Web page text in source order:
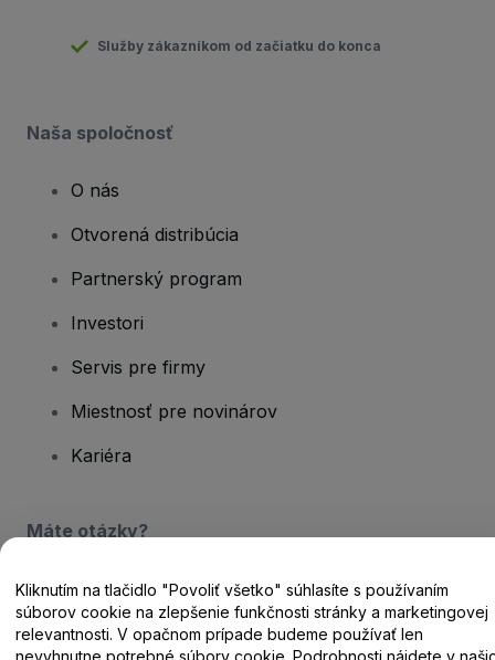
Služby zákazníkom od začiatku do konca
Naša spoločnosť
O nás
Otvorená distribúcia
Partnerský program
Investori
Servis pre firmy
Miestnosť pre novinárov
Kariéra
Máte otázky?
Centrum pomoci / Kontaktujte nás
Kliknutím na tlačidlo "Povoliť všetko" súhlasíte s používaním
súborov cookie na zlepšenie funkčnosti stránky a marketingovej
relevantnosti. V opačnom prípade budeme používať len
nevyhnutne potrebné súbory cookie. Podrobnosti nájdete v